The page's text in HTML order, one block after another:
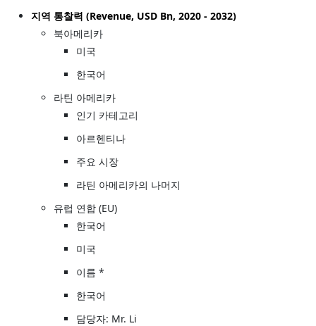
지역 통찰력 (Revenue, USD Bn, 2020 - 2032)
북아메리카
미국
한국어
라틴 아메리카
인기 카테고리
아르헨티나
주요 시장
라틴 아메리카의 나머지
유럽 연합 (EU)
한국어
미국
이름 *
한국어
담당자: Mr. Li